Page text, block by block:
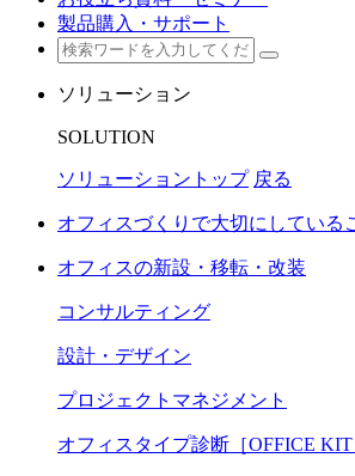
製品購入・サポート
ソリューション
SOLUTION
ソリューショントップ 戻る
オフィスづくりで大切にしている
オフィスの新設・移転・改装
コンサルティング
設計・デザイン
プロジェクトマネジメント
オフィスタイプ診断［OFFICE KIT